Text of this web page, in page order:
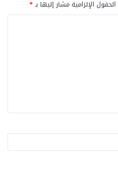
الحقول الإلزامية مشار إليها بـ*